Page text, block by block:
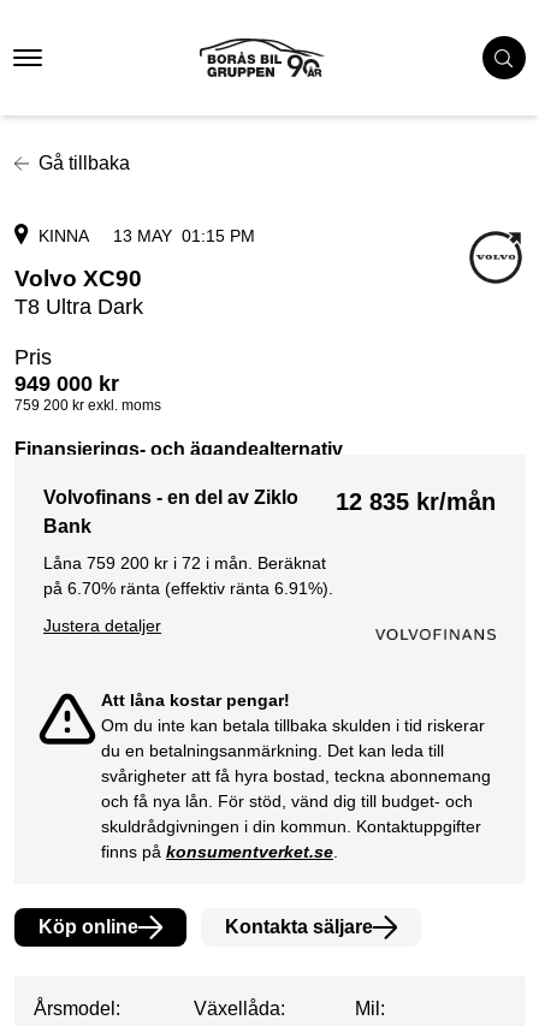
Gå tillbaka
KINNA 13 MAY 01:15 PM
Volvo XC90
T8 Ultra Dark
Pris
949 000 kr
759 200 kr exkl. moms
Finansierings- och ägandealternativ
Att låna kostar pengar!
Om du inte kan betala tillbaka skulden i tid riskerar
du en betalningsanmärkning. Det kan leda till
svårigheter att få hyra bostad, teckna abonnemang
och få nya lån. För stöd, vänd dig till budget- och
skuldrådgivningen i din kommun. Kontaktuppgifter
finns på konsumentverket.se.
Volvofinans - en del av Ziklo
Bank
Låna 759 200 kr i 72 i mån. Beräknat
på 6.70% ränta (effektiv ränta 6.91%).
Justera detaljer
12 835 kr/mån
Köp online Kontakta säljare
Årsmodel:
Växellåda:
Mil: